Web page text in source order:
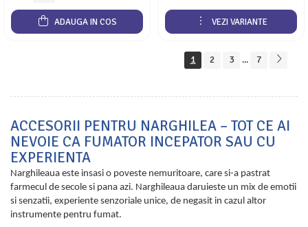
ADAUGA IN COS VEZI VARIANTE
1 2 3 ... 7
ACCESORII PENTRU NARGHILEA – TOT CE AI
NEVOIE CA FUMATOR INCEPATOR SAU CU
EXPERIENTA
Narghileaua este insasi o poveste nemuritoare, care si-a pastrat
farmecul de secole si pana azi. Narghileaua daruieste un mix de emotii
si senzatii, experiente senzoriale unice, de negasit in cazul altor
instrumente pentru fumat.